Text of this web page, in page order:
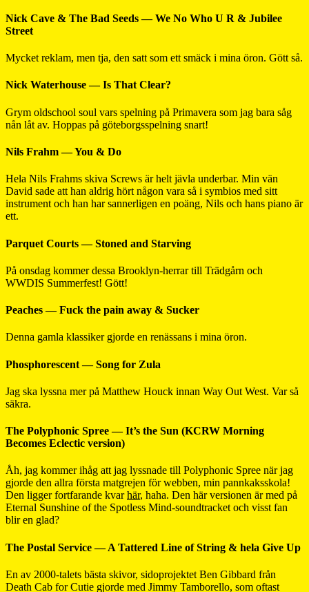
Nick Cave & The Bad Seeds — We No Who U R & Jubilee
Street
Mycket reklam, men tja, den satt som ett smäck i mina öron. Gött så.
Nick Waterhouse — Is That Clear?
Grym oldschool soul vars spelning på Primavera som jag bara såg
nån låt av. Hoppas på göteborgsspelning snart!
Nils Frahm — You & Do
Hela Nils Frahms skiva Screws är helt jävla underbar. Min vän
David sade att han aldrig hört någon vara så i symbios med sitt
instrument och han har sannerligen en poäng, Nils och hans piano är
ett.
Parquet Courts — Stoned and Starving
På onsdag kommer dessa Brooklyn-herrar till Trädgårn och
WWDIS Summerfest! Gött!
Peaches — Fuck the pain away & Sucker
Denna gamla klassiker gjorde en renässans i mina öron.
Phosphorescent — Song for Zula
Jag ska lyssna mer på Matthew Houck innan Way Out West. Var så
säkra.
The Polyphonic Spree — It’s the Sun (KCRW Morning
Becomes Eclectic version)
Åh, jag kommer ihåg att jag lyssnade till Polyphonic Spree när jag
gjorde den allra första matgrejen för webben, min pannkaksskola!
Den ligger fortfarande kvarhär, haha. Den här versionen är med på
Eternal Sunshine of the Spotless Mind-soundtracket och visst fan
blir en glad?
The Postal Service — A Tattered Line of String & hela Give Up
En av 2000-talets bästa skivor, sidoprojektet Ben Gibbard från
Death Cab for Cutie gjorde med Jimmy Tamborello, som oftast